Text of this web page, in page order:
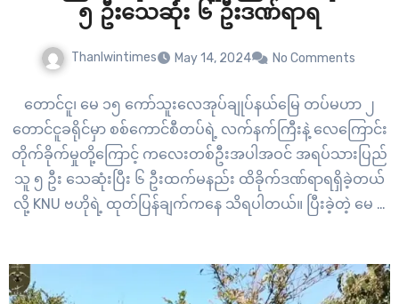
၅ ဦးသေဆုံး ၆ ဦးဒဏ်ရာရ
Thanlwintimes May 14, 2024 No Comments
တောင်ငူ၊ မေ ၁၅ ကော်သူးလေအုပ်ချုပ်နယ်မြေ တပ်မဟာ ၂
တောင်ငူခရိုင်မှာ စစ်ကောင်စီတပ်ရဲ့ လက်နက်ကြီးနဲ့ လေကြောင်း
တိုက်ခိုက်မှုတို့ကြောင့် ကလေးတစ်ဦးအပါအဝင် အရပ်သားပြည်
သူ ၅ ဦး သေဆုံးပြီး ၆ ဦးထက်မနည်း ထိခိုက်ဒဏ်ရာရရှိခဲ့တယ်
လို့ KNU ဗဟိုရဲ့ ထုတ်ပြန်ချက်ကနေ သိရပါတယ်။ ပြီးခဲ့တဲ့ မေ ၅